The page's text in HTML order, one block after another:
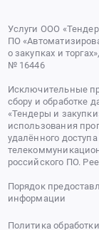
Услуги ООО
ПО
о закупках и
№ 16446
Исключительные
сбору и обработке
«Тендеры и
использования
удалённого
российского ПО.
Порядок
информации
Политика